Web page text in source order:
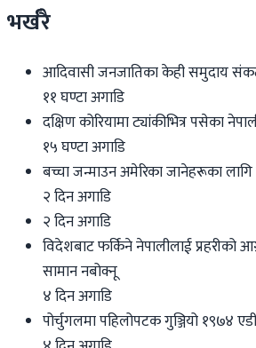
भर्खरै
आदिवासी जनजातिका केही समुदाय
११ घण्टा अगाडि
दक्षिण कोरियामा ट्यांकीभित्र पसेका
१५ घण्टा अगाडि
बच्चा जन्माउन अमेरिका जानेहरूका
२ दिन अगाडि
२ दिन अगाडि
विदेशबाट फर्किने नेपालीलाई प्रहरीको
सामान नबोक्नू
४ दिन अगाडि
पोर्चुगलमा पहिलोपटक गुञ्जियो १९७४ एडी